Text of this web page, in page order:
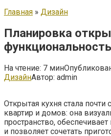
Главная » Дизайн
Планировка
На чтение: 7 мин
ДизайнАвтор: admin
Открытая кухня стала
квартир и домов: она
пространство,
и позволяет сочетать